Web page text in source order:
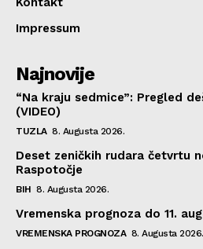
Impressum
Najnovije
“Na kraju sedmice”: Pregled
(VIDEO)
TUZLA 8. Augusta 2026.
Deset zeničkih rudara četvrtu
Raspotočje
BIH 8. Augusta 2026.
Vremenska prognoza do 11.
VREMENSKA PROGNOZA 8. Augusta 2026.